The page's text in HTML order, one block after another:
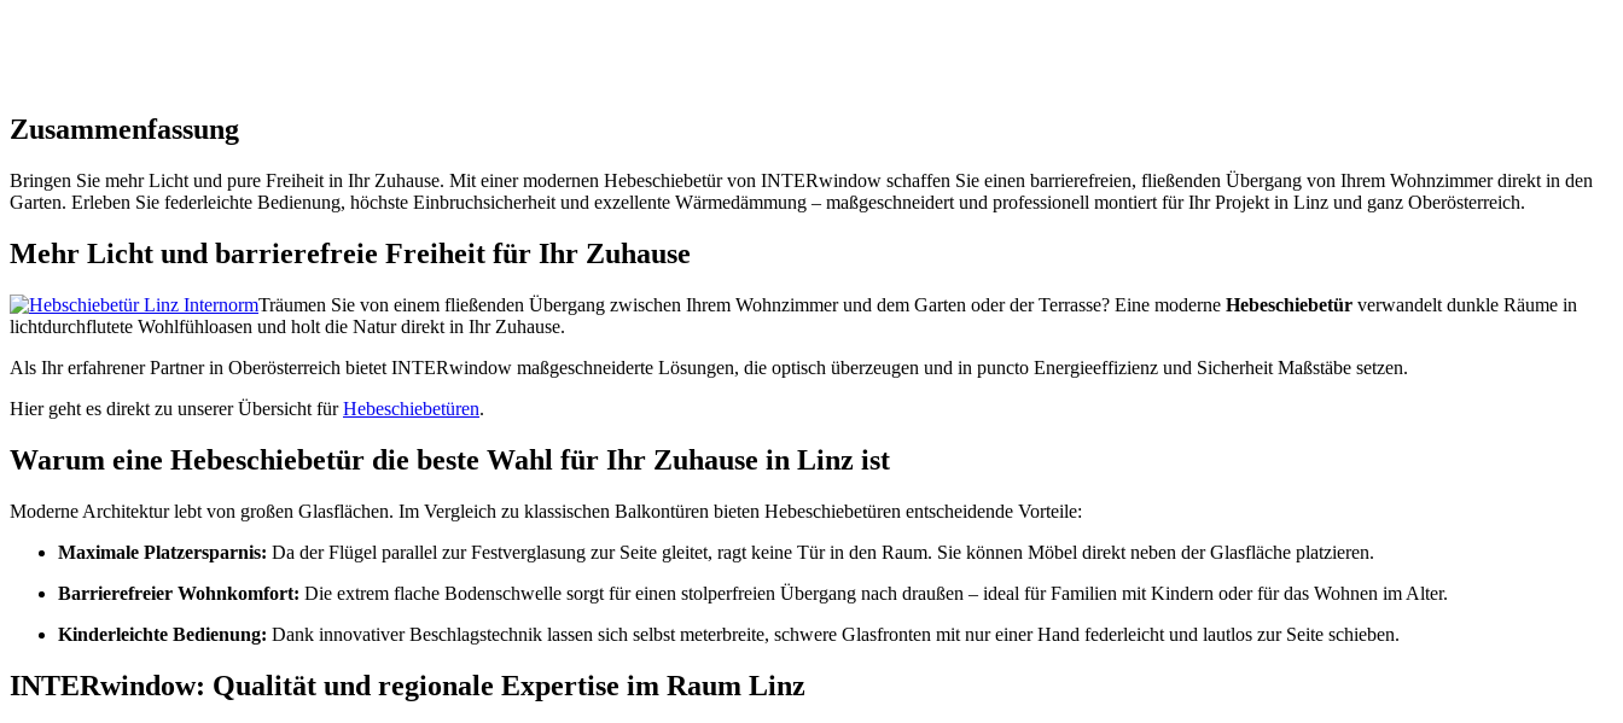
Zusammenfassung
Bringen Sie mehr Licht und pure Freiheit in Ihr Zuhause. Mit einer modernen Hebeschiebetür von INTERwindow schaffen Sie einen barrierefreien, fließenden Übergang von Ihrem Wohnzimmer direkt in den
Garten. Erleben Sie federleichte Bedienung, höchste Einbruchsicherheit und exzellente Wärmedämmung – maßgeschneidert und professionell montiert für Ihr Projekt in Linz und ganz Oberösterreich.
Mehr Licht und barrierefreie Freiheit für Ihr Zuhause
Träumen Sie von einem fließenden Übergang zwischen Ihrem Wohnzimmer und dem Garten oder der Terrasse? Eine moderne Hebeschiebetür verwandelt dunkle Räume in
lichtdurchflutete Wohlfühloasen und holt die Natur direkt in Ihr Zuhause.
Als Ihr erfahrener Partner in Oberösterreich bietet INTERwindow maßgeschneiderte Lösungen, die optisch überzeugen und in puncto Energieeffizienz und Sicherheit Maßstäbe setzen.
Hier geht es direkt zu unserer Übersicht fürHebeschiebetüren.
Warum eine Hebeschiebetür die beste Wahl für Ihr Zuhause in Linz ist
Moderne Architektur lebt von großen Glasflächen. Im Vergleich zu klassischen Balkontüren bieten Hebeschiebetüren entscheidende Vorteile:
Maximale Platzersparnis: Da der Flügel parallel zur Festverglasung zur Seite gleitet, ragt keine Tür in den Raum. Sie können Möbel direkt neben der Glasfläche platzieren.
Barrierefreier Wohnkomfort: Die extrem flache Bodenschwelle sorgt für einen stolperfreien Übergang nach draußen – ideal für Familien mit Kindern oder für das Wohnen im Alter.
Kinderleichte Bedienung: Dank innovativer Beschlagstechnik lassen sich selbst meterbreite, schwere Glasfronten mit nur einer Hand federleicht und lautlos zur Seite schieben.
INTERwindow: Qualität und regionale Expertise im Raum Linz